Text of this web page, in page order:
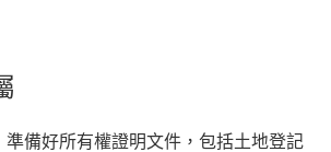
準備好所有權證明文件，包括土地登記